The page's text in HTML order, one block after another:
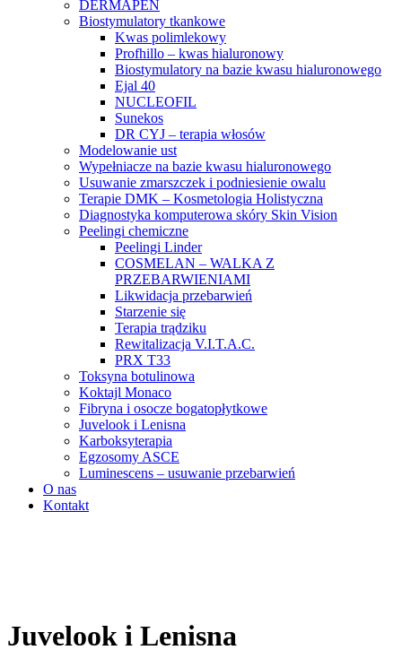
DERMAPEN
Biostymulatory tkankowe
Kwas polimlekowy
Profhillo – kwas hialuronowy
Biostymulatory na bazie kwasu hialuronowego
Ejal 40
NUCLEOFIL
Sunekos
DR CYJ – terapia włosów
Modelowanie ust
Wypełniacze na bazie kwasu hialuronowego
Usuwanie zmarszczek i podniesienie owalu
Terapie DMK – Kosmetologia Holistyczna
Diagnostyka komputerowa skóry Skin Vision
Peelingi chemiczne
Peelingi Linder
COSMELAN – WALKA Z
PRZEBARWIENIAMI
Likwidacja przebarwień
Starzenie się
Terapia trądziku
Rewitalizacja V.I.T.A.C.
PRX T33
Toksyna botulinowa
Koktajl Monaco
Fibryna i osocze bogatopłytkowe
Juvelook i Lenisna
Karboksyterapia
Egzosomy ASCE
Luminescens – usuwanie przebarwień
O nas
Kontakt
Juvelook i Lenisna